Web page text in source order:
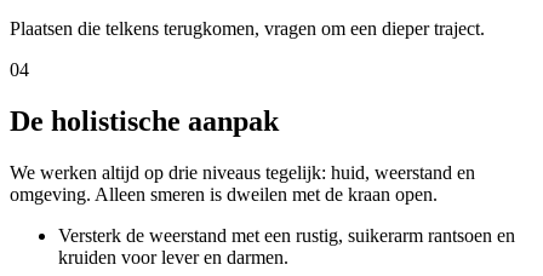
Plaatsen die telkens terugkomen, vragen om een dieper traject.
04
De holistische aanpak
We werken altijd op drie niveaus tegelijk: huid, weerstand en
omgeving. Alleen smeren is dweilen met de kraan open.
Versterk de weerstand met een rustig, suikerarm rantsoen en
kruiden voor lever en darmen.